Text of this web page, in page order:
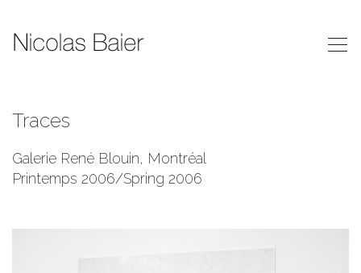
Traces
Galerie René Blouin, Montréal
Printemps 2006/Spring 2006